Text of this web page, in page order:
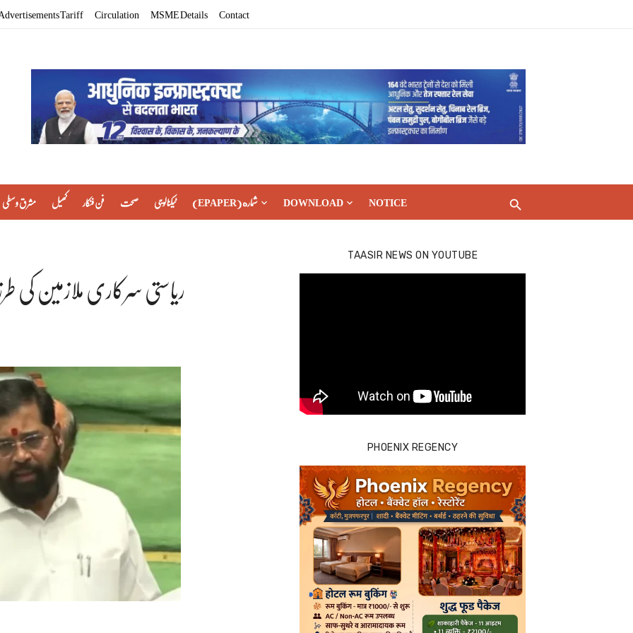
Tariff Circulation MSME Details Contact
مشرق وسطی کھیل فن فنکار صحت ٹیکنالوجی (EPAPER) شماره DOWNLOAD NOTICE
ریاستی سرکاری ملازمین کی
TAASIR NEWS ON YOUTUBE
PHOENIX REGENCY